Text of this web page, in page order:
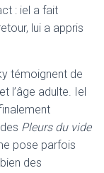
: iel a fait
lui a appris
témoignent de
l’âge adulte. Iel
Pleurs du vide
pose parfois
des